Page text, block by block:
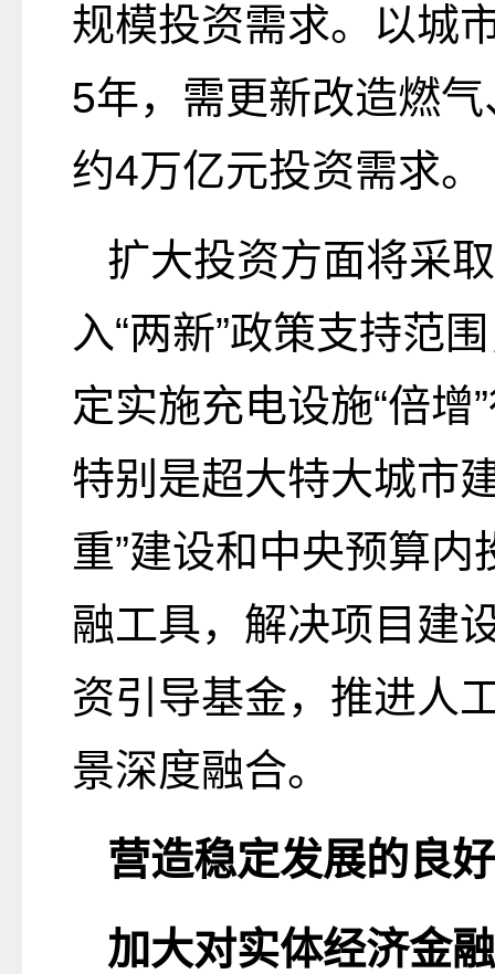
规模投资需求。以城
5年，需更新改造燃
约4万亿元投资需求。
扩大投资方面将采
入“两新”政策支持范
定实施充电设施“倍
特别是超大特大城市
重”建设和中央预算
融工具，解决项目建
资引导基金，推进人
景深度融合。
营造稳定发展的良
加大对实体经济金